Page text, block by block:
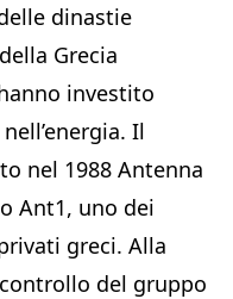
dinastie
Grecia
investito
Il
nel 1988 Antenna
Ant1, uno dei
greci. Alla
del gruppo